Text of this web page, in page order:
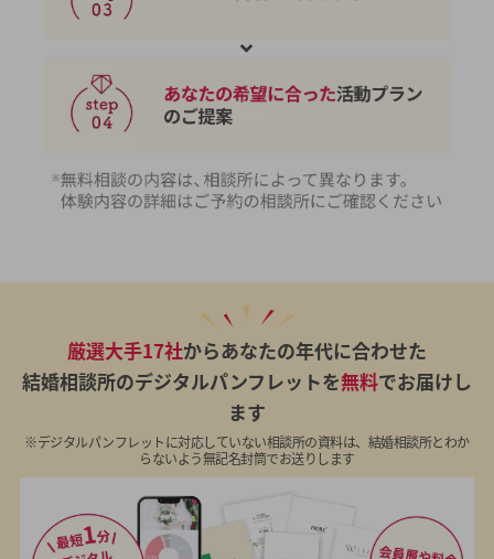
厳選大手17社からあなたの年代に合わせた
結婚相談所のデジタルパンフレットを無料でお届けし
ます
※デジタルパンフレットに対応していない相談所の資料は、結婚相談所とわか
らないよう無記名封筒でお送りします